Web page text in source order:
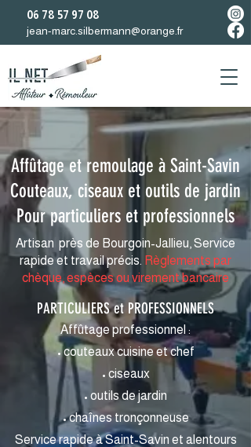
06 78 57 97 08
jean-marc.silbermann@orange.fr
Affûtage et remoulage à Saint-Savin
Couteaux, ciseaux et outils de jardin
Pour particuliers et professionnels
Artisan près de Bourgoin-Jallieu, Service
rapide et travail précis. Règlements par
chèque, espèces ou virement bancaire
​PARTICULIERS et PROFESSIONNELS​
Affûtage professionnel :
• couteaux cuisine et chef
• ciseaux
• outils de jardin
• chaînes tronçonneuse
Service rapide à Saint-Savin et alentours